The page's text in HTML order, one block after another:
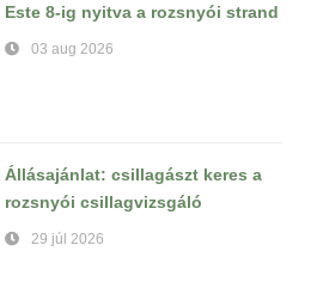
Este 8-ig nyitva a rozsnyói strand
03 aug 2026
Állásajánlat: csillagászt keres a
rozsnyói csillagvizsgáló
29 júl 2026